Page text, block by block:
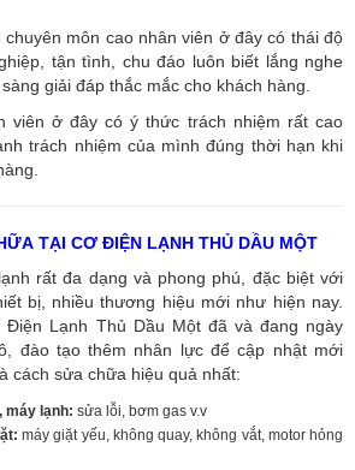
chuyên môn cao nhân viên ở đây có thái độ
tận tình, chu đáo luôn biết lắng nghe
giải đáp thắc mắc cho khách hàng.
viên ở đây có ý thức trách nhiệm rất cao
trách nhiệm của mình đúng thời hạn khi
TẠI CƠ ĐIỆN LẠNH THỦ DẦU MỘT
rất đa dạng và phong phú, đặc biệt với
bị, nhiều thương hiệu mới như hiện nay.
Lạnh Thủ Dầu Một đã và đang ngày
đào tạo thêm nhân lực để cập nhật mới
cách sửa chữa hiệu quả nhất:
máy lạnh: sửa lỗi, bơm gas v.v
máy giặt yếu, không quay, không vắt, motor hỏng